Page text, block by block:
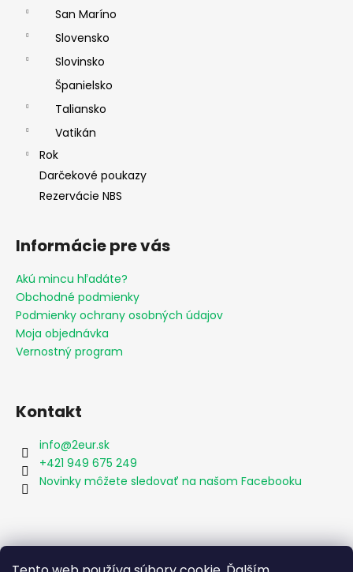
San Maríno
Slovensko
Slovinsko
Španielsko
Taliansko
Vatikán
Rok
Darčekové poukazy
Rezervácie NBS
Informácie pre vás
Akú mincu hľadáte?
Obchodné podmienky
Podmienky ochrany osobných údajov
Moja objednávka
Vernostný program
Kontakt
info@2eur.sk
+421 949 675 249
Novinky môžete sledovať na našom Facebooku